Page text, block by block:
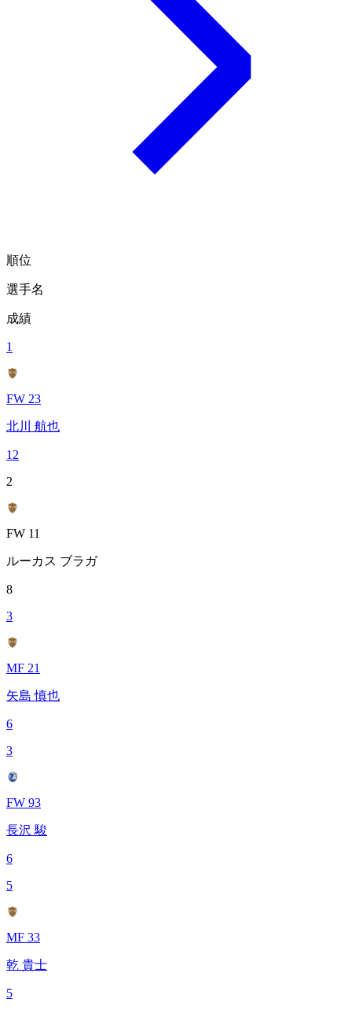
順位
選手名
成績
1
FW 23
北川 航也
12
2
FW 11
ルーカス ブラガ
8
3
MF 21
矢島 慎也
6
3
FW 93
長沢 駿
6
5
MF 33
乾 貴士
5